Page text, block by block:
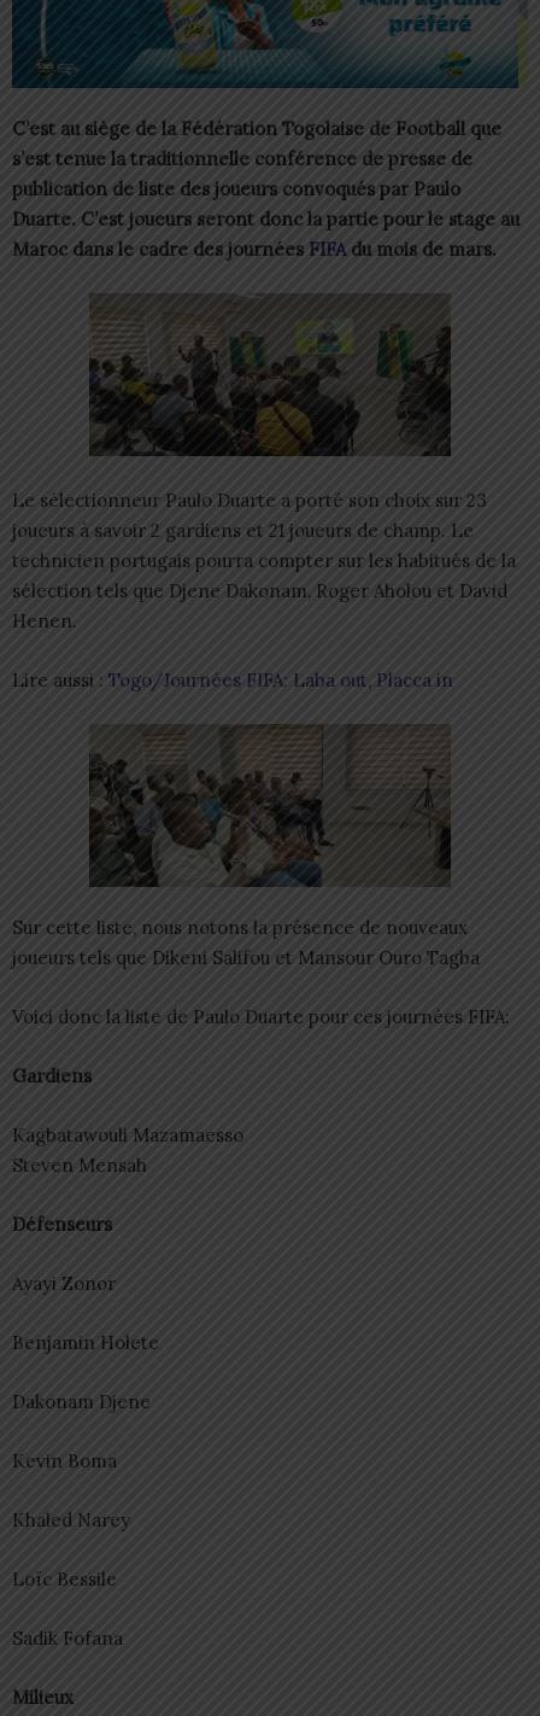
C’est au siège de la Fédération Togolaise de Football que
s’est tenue la traditionnelle conférence de presse de
publication de liste des joueurs convoqués par Paulo
Duarte. C’est joueurs seront donc la partie pour le stage au
Maroc dans le cadre des journées FIFAdu mois de mars.
Le sélectionneur Paulo Duarte a porté son choix sur 23
joueurs à savoir 2 gardiens et 21 joueurs de champ. Le
technicien portugais pourra compter sur les habitués de la
sélection tels que Djene Dakonam, Roger Aholou et David
Henen.
Lire aussi : Togo/Journées FIFA: Laba out, Placca in
Sur cette liste, nous notons la présence de nouveaux
joueurs tels que Dikeni Salifou et Mansour Ouro Tagba
Voici donc la liste de Paulo Duarte pour ces journées FIFA:
Gardiens
Kagbatawouli Mazamaesso
Steven Mensah
Défenseurs
Ayayi Zonor
Benjamin Holete
Dakonam Djene
Kevin Boma
Khaled Narey
Loïc Bessile
Sadik Fofana
Milieux